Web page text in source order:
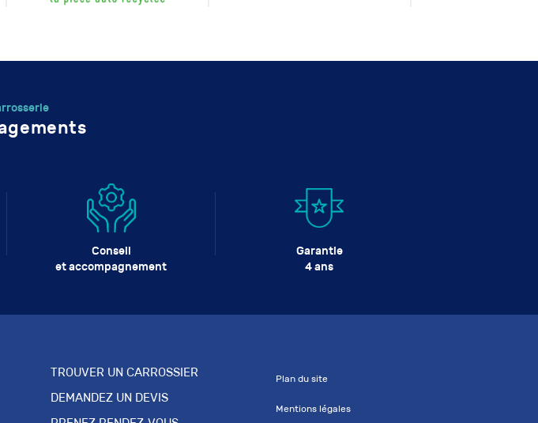
Conseil
et accompagnement
Garantie
4 ans
TROUVER UN CARROSSIER
DEMANDEZ UN DEVIS
Plan du site
Mentions légales